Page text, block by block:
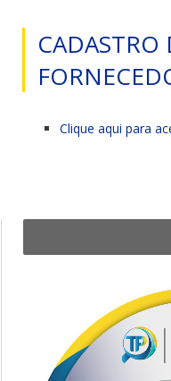
CADASTRO
Clique aqui para